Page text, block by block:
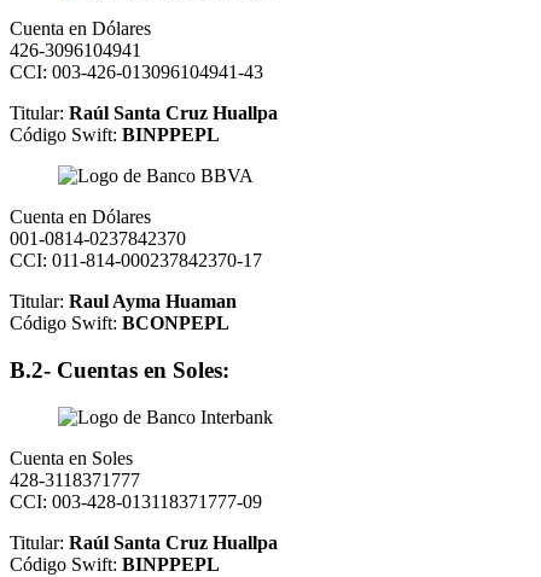
Cuenta en Dólares
426-3096104941
CCI: 003-426-013096104941-43
Titular: Raúl Santa Cruz Huallpa
Código Swift: BINPPEPL
Cuenta en Dólares
001-0814-0237842370
CCI: 011-814-000237842370-17
Titular: Raul Ayma Huaman
Código Swift: BCONPEPL
B.2- Cuentas en Soles:
Cuenta en Soles
428-3118371777
CCI: 003-428-013118371777-09
Titular: Raúl Santa Cruz Huallpa
Código Swift: BINPPEPL